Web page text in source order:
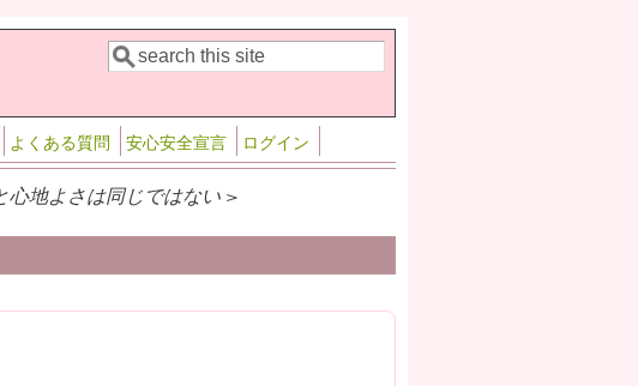
検索フォーム
検索
よくある質問 安心安全宣言 ログイン
地よさは同じではない >